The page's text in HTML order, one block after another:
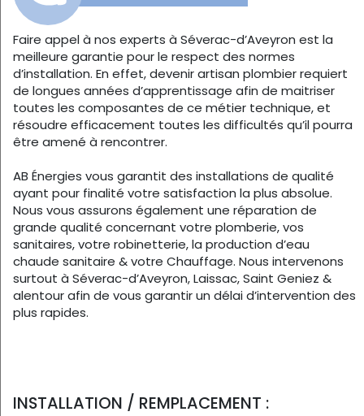
Faire appel à nos experts à Séverac-d’Aveyron est la
meilleure garantie pour le respect des normes
d’installation. En effet, devenir artisan plombier requiert
de longues années d’apprentissage afin de maitriser
toutes les composantes de ce métier technique, et
résoudre efficacement toutes les difficultés qu’il pourra
être amené à rencontrer.
AB Énergies vous garantit des installations de qualité
ayant pour finalité votre satisfaction la plus absolue.
Nous vous assurons également une réparation de
grande qualité concernant votre plomberie, vos
sanitaires, votre robinetterie, la production d’eau
chaude sanitaire & votre Chauffage. Nous intervenons
surtout à Séverac-d’Aveyron, Laissac, Saint Geniez &
alentour afin de vous garantir un délai d’intervention des
plus rapides.
INSTALLATION / REMPLACEMENT :